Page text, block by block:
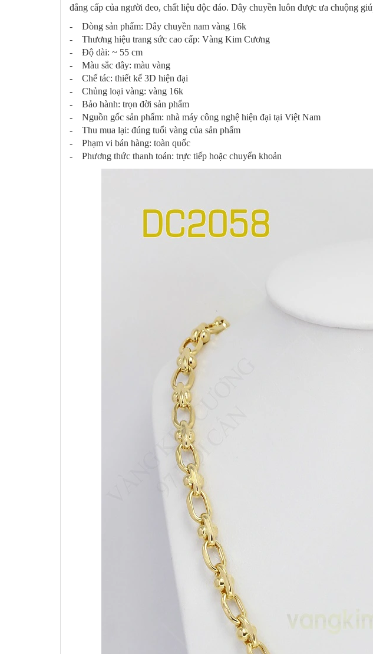
đẳng cấp của người đeo, chất liệu độc đáo. Dây chuyền luôn được ưa chuộng
- Dòng sản phẩm: Dây chuyền nam vàng 16k
- Thương hiệu trang sức cao cấp: Vàng Kim Cương
- Độ dài: ~ 55 cm
- Màu sắc dây: màu vàng
- Chế tác: thiết kế 3D hiện đại
- Chủng loại vàng: vàng 16k
- Bảo hành: trọn đời sản phẩm
- Nguồn gốc sản phẩm: nhà máy công nghệ hiện đại tại Việt Nam
- Thu mua lại: đúng tuổi vàng của sản phẩm
- Phạm vi bán hàng: toàn quốc
- Phương thức thanh toán: trực tiếp hoặc chuyển khoản